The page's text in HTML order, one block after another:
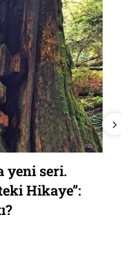
yeni seri.
Hikaye”: